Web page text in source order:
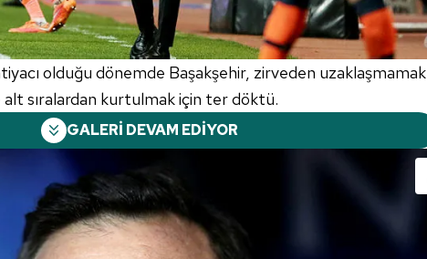
olduğu dönemde Başakşehir, zirveden uzaklaşmamak
alt sıralardan kurtulmak için ter döktü.
GALERİ DEVAM EDİYOR